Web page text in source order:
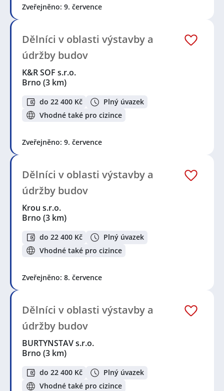
Zveřejněno: 9. července
Dělníci v oblasti výstavby a
údržby budov
K&R SOF s.r.o.
Brno (3 km)
do 22 400 Kč
Plný úvazek
Vhodné také pro cizince
Zveřejněno: 9. července
Dělníci v oblasti výstavby a
údržby budov
Krou s.r.o.
Brno (3 km)
do 22 400 Kč
Plný úvazek
Vhodné také pro cizince
Zveřejněno: 8. července
Dělníci v oblasti výstavby a
údržby budov
BURTYNSTAV s.r.o.
Brno (3 km)
do 22 400 Kč
Plný úvazek
Vhodné také pro cizince